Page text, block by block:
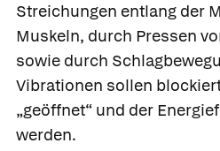
Streichungen entlang der
Muskeln, durch Pressen
sowie durch
Vibrationen sollen
„geöffnet“ und der
werden.